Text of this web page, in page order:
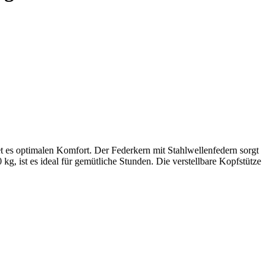
optimalen Komfort. Der Federkern mit Stahlwellenfedern sorgt
ist es ideal für gemütliche Stunden. Die verstellbare Kopfstütze